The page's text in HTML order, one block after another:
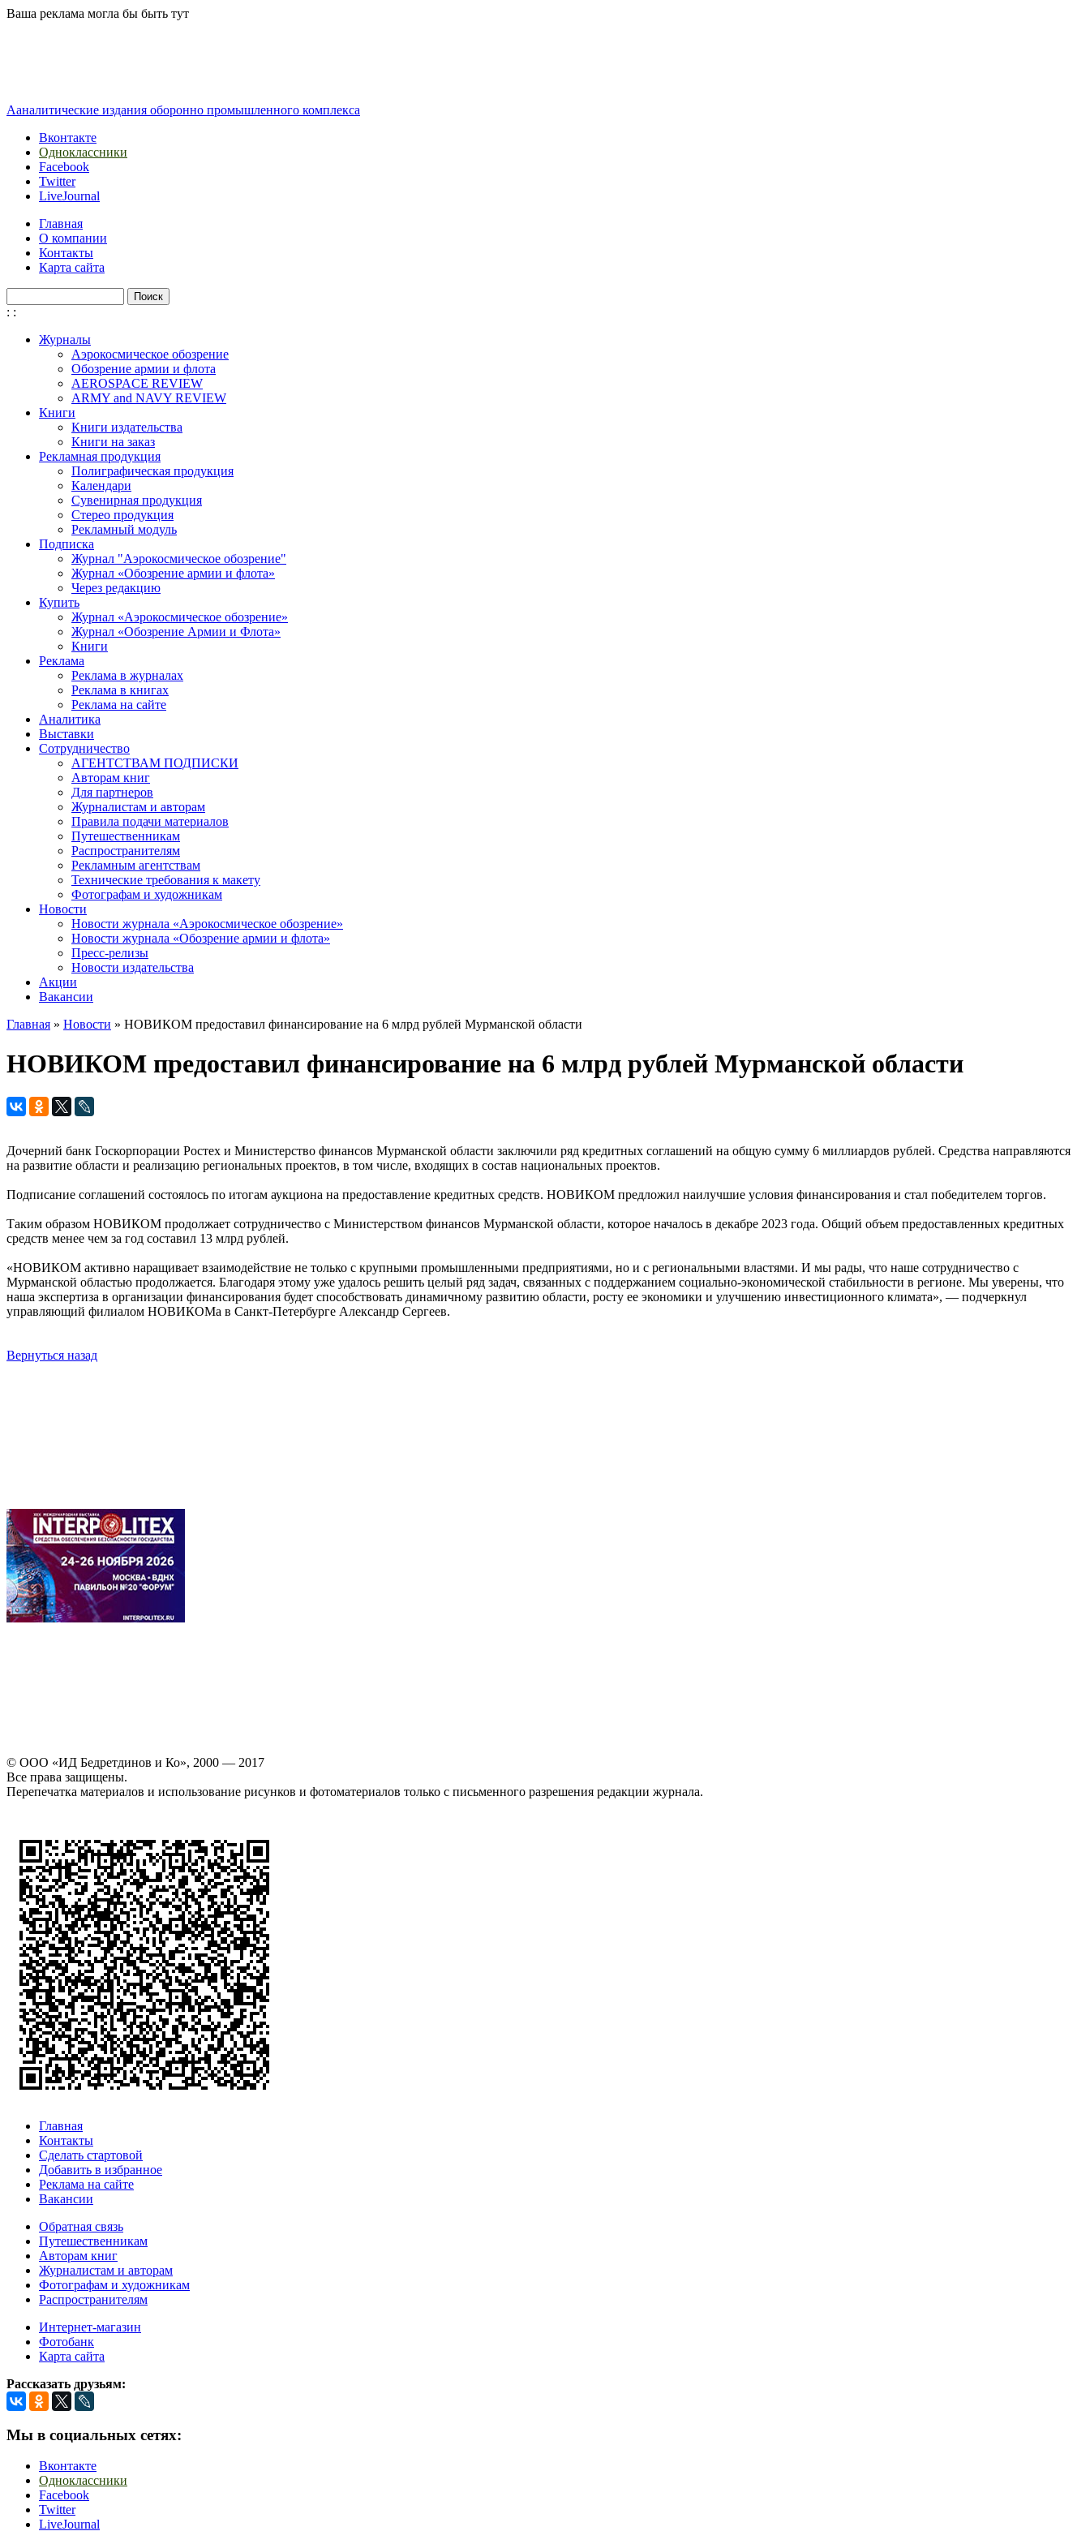
Перейти к основному содержанию
Ваша реклама могла бы быть тут
Ааналитические издания оборонно промышленного комплекса
Вконтакте
Одноклассники
Facebook
Twitter
LiveJournal
Главная
О компании
Контакты
Карта сайта
Форма поиска
: :
Журналы
Аэрокосмическое обозрение
Обозрение армии и флота
AEROSPACE REVIEW
ARMY and NAVY REVIEW
Книги
Книги издательства
Книги на заказ
Рекламная продукция
Полиграфическая продукция
Календари
Сувенирная продукция
Стерео продукция
Рекламный модуль
Подписка
Журнал "Аэрокосмическое обозрение"
Журнал «Обозрение армии и флота»
Через редакцию
Купить
Журнал «Аэрокосмическое обозрение»
Журнал «Обозрение Армии и Флота»
Книги
Реклама
Реклама в журналах
Реклама в книгах
Реклама на сайте
Аналитика
Выставки
Сотрудничество
АГЕНТСТВАМ ПОДПИСКИ
Авторам книг
Для партнеров
Журналистам и авторам
Правила подачи материалов
Путешественникам
Распространителям
Рекламным агентствам
Технические требования к макету
Фотографам и художникам
Новости
Новости журнала «Аэрокосмическое обозрение»
Новости журнала «Обозрение армии и флота»
Пресс-релизы
Новости издательства
Акции
Вакансии
Главная » Новости » НОВИКОМ предоставил финансирование на 6 млрд рублей Мурманской области
НОВИКОМ предоставил финансирование на 6 млрд рублей Мурманской области
Дочерний банк Госкорпорации Ростех и Министерство финансов Мурманской области заключили ряд кредитных соглашений на общую сумму 6 миллиардов рублей. Средства направляются
на развитие области и реализацию региональных проектов, в том числе, входящих в состав национальных проектов.
Подписание соглашений состоялось по итогам аукциона на предоставление кредитных средств. НОВИКОМ предложил наилучшие условия финансирования и стал победителем торгов.
Таким образом НОВИКОМ продолжает сотрудничество с Министерством финансов Мурманской области, которое началось в декабре 2023 года. Общий объем предоставленных кредитных
средств менее чем за год составил 13 млрд рублей.
«НОВИКОМ активно наращивает взаимодействие не только с крупными промышленными предприятиями, но и с региональными властями. И мы рады, что наше сотрудничество с
Мурманской областью продолжается. Благодаря этому уже удалось решить целый ряд задач, связанных с поддержанием социально-экономической стабильности в регионе. Мы уверены, что
наша экспертиза в организации финансирования будет способствовать динамичному развитию области, росту ее экономики и улучшению инвестиционного климата», — подчеркнул
управляющий филиалом НОВИКОМа в Санкт-Петербурге Александр Сергеев.
Вернуться назад
© ООО «ИД Бедретдинов и Ко», 2000 — 2017
Все права защищены.
Перепечатка материалов и использование рисунков и фотоматериалов только с письменного разрешения редакции журнала.
Главная
Контакты
Сделать стартовой
Добавить в избранное
Реклама на сайте
Вакансии
Обратная связь
Путешественникам
Авторам книг
Журналистам и авторам
Фотографам и художникам
Распространителям
Интернет-магазин
Фотобанк
Карта сайта
Рассказать друзьям:
Мы в социальных сетях:
Вконтакте
Одноклассники
Facebook
Twitter
LiveJournal